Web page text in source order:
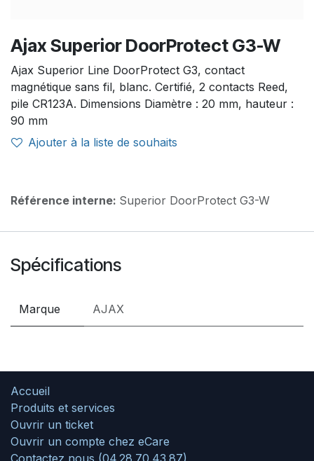
Ajax Superior DoorProtect G3-W
Ajax Superior Line DoorProtect G3, contact
magnétique sans fil, blanc. Certifié, 2 contacts Reed,
pile CR123A. Dimensions Diamètre : 20 mm, hauteur :
90 mm
Ajouter à la liste de souhaits
Référence interne: Superior DoorProtect G3-W
Spécifications
Marque AJAX
Accueil
Produits et services
Ouvrir un ticket
Ouvrir un compte chez eCare
Contactez nous (04.28.70.43.87)